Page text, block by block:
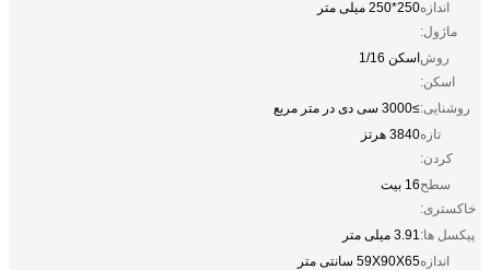
اندازه
ماژول:
250*250 میلی متر
روش
اسکن:
اسکن 1/16
روشنایی:≥3000 سی دی در متر مربع
تازه
کردن:
3840 هرتز
سطح
خاکستری:
16 بیت
پیکسل ها:3.91 میلی متر
اندازه59X90X65 سانتی متر